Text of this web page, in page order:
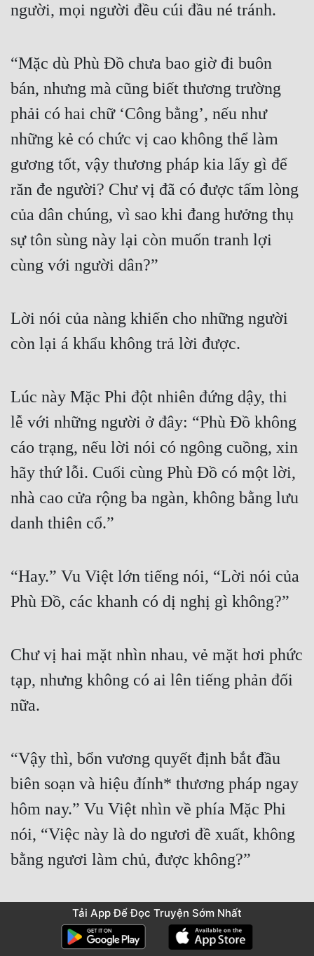
người, mọi người đều cúi đầu né tránh.
“Mặc dù Phù Đồ chưa bao giờ đi buôn
bán, nhưng mà cũng biết thương trường
phải có hai chữ ‘Công bằng’, nếu như
những kẻ có chức vị cao không thể làm
gương tốt, vậy thương pháp kia lấy gì để
răn đe người? Chư vị đã có được tấm lòng
của dân chúng, vì sao khi đang hưởng thụ
sự tôn sùng này lại còn muốn tranh lợi
cùng với người dân?”
Lời nói của nàng khiến cho những người
còn lại á khẩu không trả lời được.
Lúc này Mặc Phi đột nhiên đứng dậy, thi
lễ với những người ở đây: “Phù Đồ không
cáo trạng, nếu lời nói có ngông cuồng, xin
hãy thứ lỗi. Cuối cùng Phù Đồ có một lời,
nhà cao cửa rộng ba ngàn, không bằng lưu
danh thiên cổ.”
“Hay.” Vu Việt lớn tiếng nói, “Lời nói của
Phù Đồ, các khanh có dị nghị gì không?”
Chư vị hai mặt nhìn nhau, vẻ mặt hơi phức
tạp, nhưng không có ai lên tiếng phản đối
nữa.
“Vậy thì, bổn vương quyết định bắt đầu
biên soạn và hiệu đính* thương pháp ngay
hôm nay.” Vu Việt nhìn về phía Mặc Phi
nói, “Việc này là do ngươi đề xuất, không
bằng ngươi làm chủ, được không?”
* Hiệu đính: sửa chữa chỗ sai.
Tải App Để Đọc Truyện Sớm Nhất